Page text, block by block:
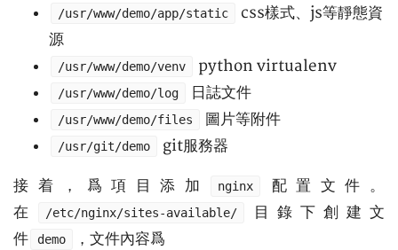
/usr/www/demo/app/static
css樣式、js等靜態資
源
/usr/www/demo/venv python virtualenv
/usr/www/demo/log 日誌文件
/usr/www/demo/files 圖片等附件
/usr/git/demo git服務器
接着，爲項目添加 nginx
配置文件。
在
/etc/nginx/sites-available/
目錄下創建文
件
demo ，文件內容爲